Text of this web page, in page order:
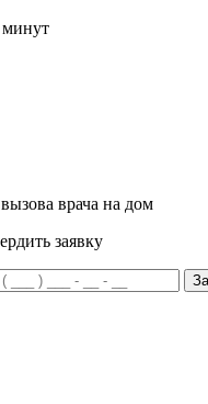
минут
врача на дом
заявку